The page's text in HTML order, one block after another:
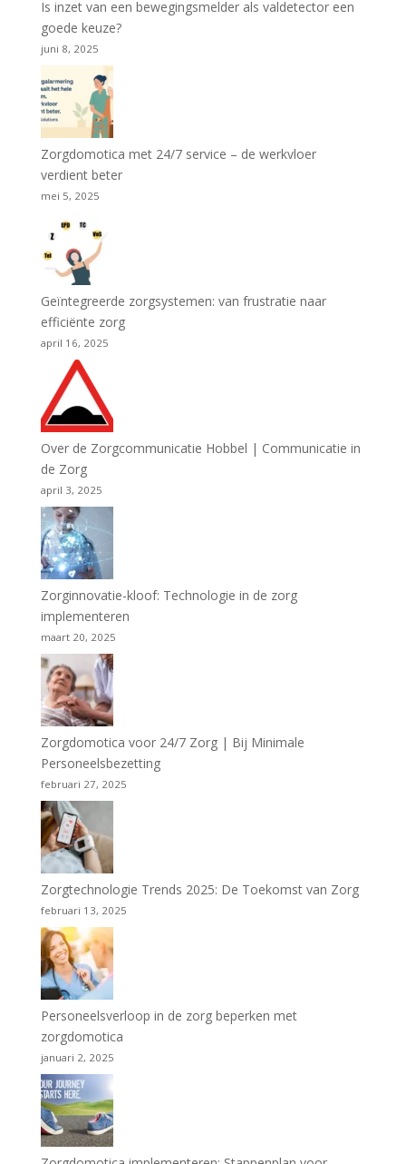
Is inzet van een bewegingsmelder als valdetector een
goede keuze?
juni 8, 2025
Zorgdomotica met 24/7 service – de werkvloer
verdient beter
mei 5, 2025
Geïntegreerde zorgsystemen: van frustratie naar
efficiënte zorg
april 16, 2025
Over de Zorgcommunicatie Hobbel | Communicatie in
de Zorg
april 3, 2025
Zorginnovatie-kloof: Technologie in de zorg
implementeren
maart 20, 2025
Zorgdomotica voor 24/7 Zorg | Bij Minimale
Personeelsbezetting
februari 27, 2025
Zorgtechnologie Trends 2025: De Toekomst van Zorg
februari 13, 2025
Personeelsverloop in de zorg beperken met
zorgdomotica
januari 2, 2025